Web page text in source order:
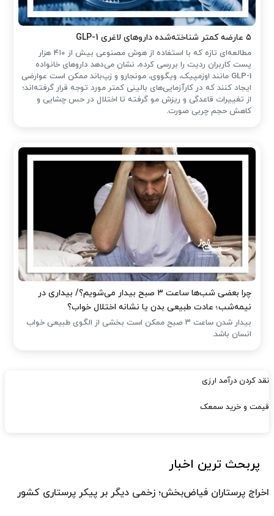
۵ عارضه کمتر شناخته‌شده داروهای لاغری GLP-1
مطالعه‌ای تازه که با استفاده از هوش مصنوعی بیش از ۴۱۰ هزار
پست کاربران ردیت را بررسی کرده، نشان می‌دهد داروهای خانواده
GLP-1 مانند اوزمپیک، ویگووی، مونجارو و زپ‌باند ممکن است عوارضی
ایجاد کنند که در کارآزمایی‌های بالینی کمتر مورد توجه قرار گرفته‌اند؛
از تغییرات قاعدگی و ریزش مو گرفته تا اختلال در حس چشایی و
کاهش حجم چربی صورت.
چرا بعضی شب‌ها ساعت ۳ صبح بیدار می‌شویم؟/ بیداری در
نیمه‌شب؛ عادت طبیعی بدن یا نشانه اختلال خواب؟
بیدار شدن ساعت ۳ صبح ممکن است بخشی از الگوی طبیعی خواب
انسان باشد.
نقد کردن درآمد ارزی
قیمت و خرید سمعک
پربحث ترین اخبار
اخراج پرستاران فیاض‌بخش؛ زخمی دیگر بر پیکر پرستاری کشور